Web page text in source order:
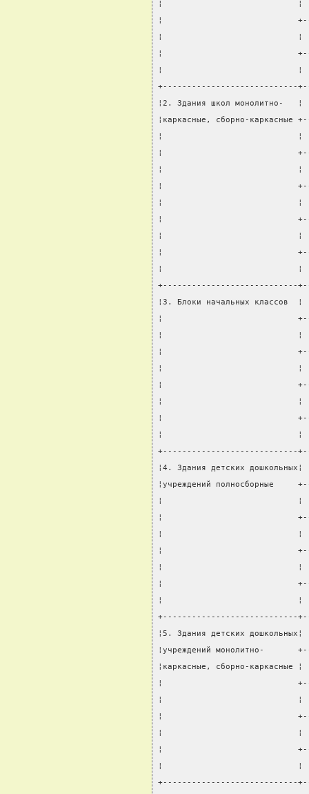
¦                            ¦
¦
¦                            ¦
¦
¦                            ¦
+----------------------------
¦2. Здания школ
¦каркасные, сборно-
¦                            ¦
¦
¦                            ¦
¦
¦                            ¦
¦
¦                            ¦
¦
¦                            ¦
+----------------------------
¦3. Блоки начальных
¦
¦                            ¦
¦
¦                            ¦
¦
¦                            ¦
¦
¦                            ¦
+----------------------------
¦4. Здания детских
¦учреждений
¦                            ¦
¦
¦                            ¦
¦
¦                            ¦
¦
¦                            ¦
+----------------------------
¦5. Здания детских
¦учреждений монолитно-
¦каркасные, сборно-
¦
¦                            ¦
¦
¦                            ¦
¦
¦                            ¦
+----------------------------